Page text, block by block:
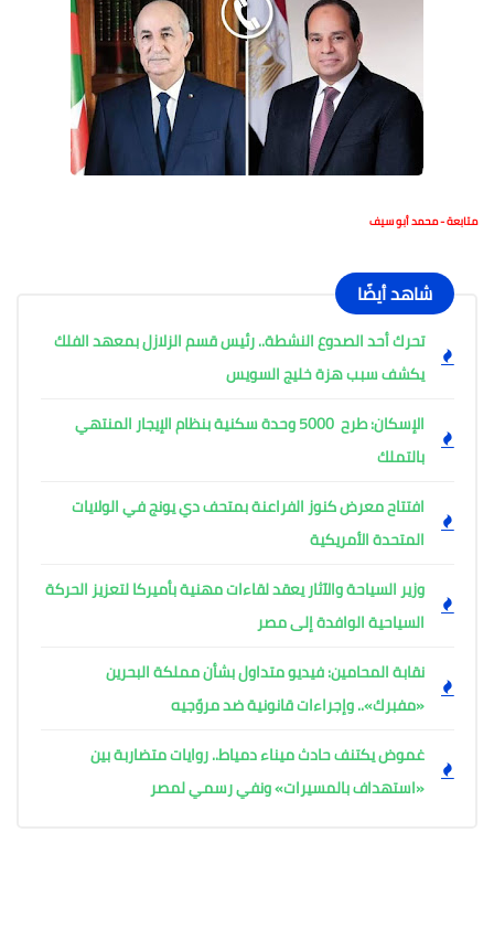
متابعة - محمد أبو سيف
شاهد أيضًا
تحرك أحد الصدوع النشطة.. رئيس قسم الزلازل بمعهد الفلك
يكشف سبب هزة خليج السويس
الإسكان: طرح 5000 وحدة سكنية بنظام الإيجار المنتهي
بالتملك
افتتاح معرض كنوز الفراعنة بمتحف دي يونج في الولايات
المتحدة الأمريكية
وزير السياحة والآثار يعقد لقاءات مهنية بأميركا لتعزيز الحركة
السياحية الوافدة إلى مصر
نقابة المحامين: فيديو متداول بشأن مملكة البحرين
«مفبرك».. وإجراءات قانونية ضد مروّجيه
غموض يكتنف حادث ميناء دمياط.. روايات متضاربة بين
«استهداف بالمسيرات» ونفي رسمي لمصر